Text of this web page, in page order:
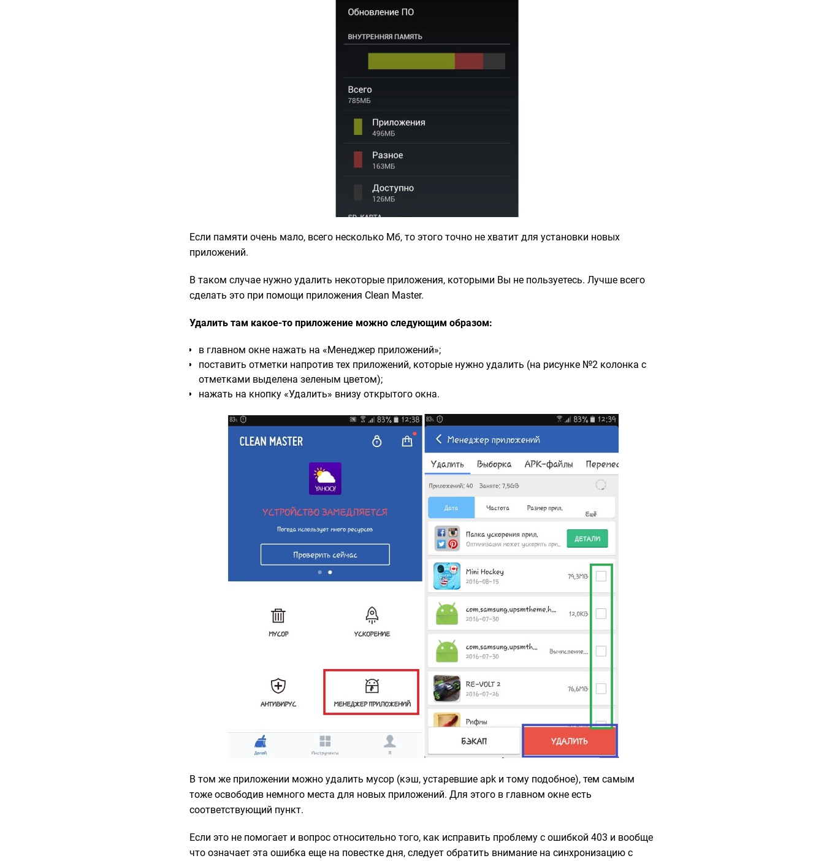
Если памяти очень мало, всего несколько Мб, то этого точно не хватит для установки новых
приложений.
В таком случае нужно удалить некоторые приложения, которыми Вы не пользуетесь. Лучше всего
сделать это при помощи приложения Clean Master.
Удалить там какое-то приложение можно следующим образом:
в главном окне нажать на «Менеджер приложений»;
поставить отметки напротив тех приложений, которые нужно удалить (на рисунке №2 колонка с
отметками выделена зеленым цветом);
нажать на кнопку «Удалить» внизу открытого окна.
В том же приложении можно удалить мусор (кэш, устаревшие apk и тому подобное), тем самым
тоже освободив немного места для новых приложений. Для этого в главном окне есть
соответствующий пункт.
Если это не помогает и вопрос относительно того, как исправить проблемус ошибкой 403 и вообще
что означает эта ошибка еще на повестке дня, следует обратить внимание на синхронизацию с